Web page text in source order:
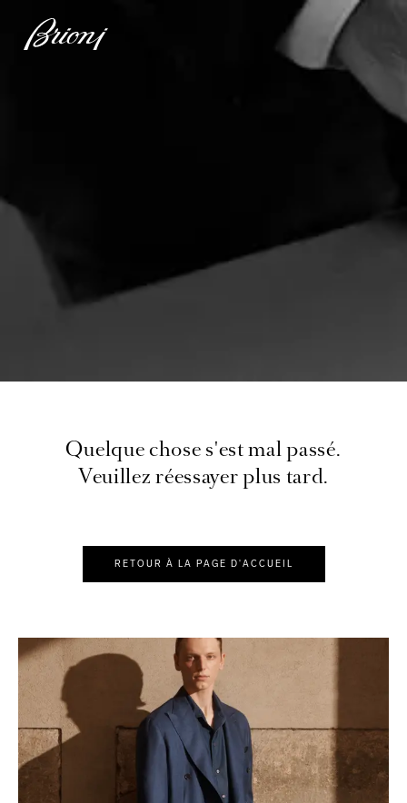
Quelque chose s'est mal passé.
Veuillez réessayer plus tard.
RETOUR À LA PAGE D'ACCUEIL